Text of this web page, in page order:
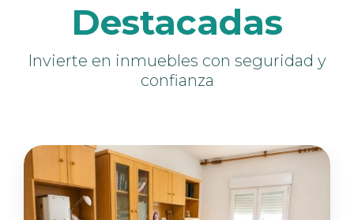
Destacadas
Invierte en inmuebles con seguridad y
confianza